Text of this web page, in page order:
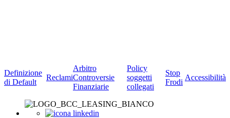
Definizione
di Default
Reclami
Arbitro
Controversie
Finanziarie
Policy
soggetti
collegati
Stop
Frodi
Accessibilità